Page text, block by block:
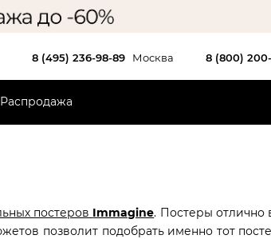
8 (495) 236-98-89 Москва 8 (800)
Распродажа
постеров Immagine. Постеры
позволит подобрать именно тот